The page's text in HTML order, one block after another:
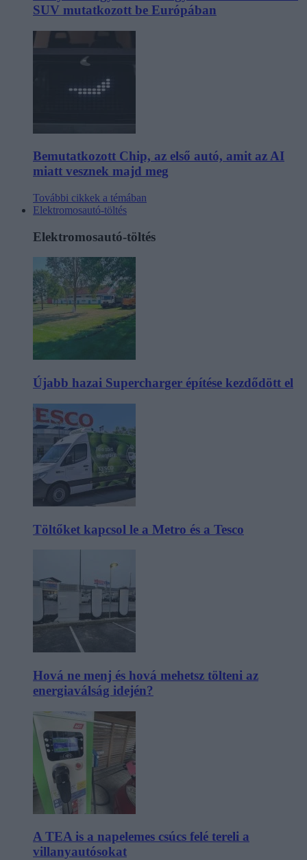
SUV mutatkozott be Európában
Bemutatkozott Chip, az első autó, amit az AI
miatt vesznek majd meg
További cikkek a témában
Elektromosautó-töltés
Elektromosautó-töltés
Újabb hazai Supercharger építése kezdődött el
Töltőket kapcsol le a Metro és a Tesco
Hová ne menj és hová mehetsz tölteni az
energiaválság idején?
A TEA is a napelemes csúcs felé tereli a
villanyautósokat